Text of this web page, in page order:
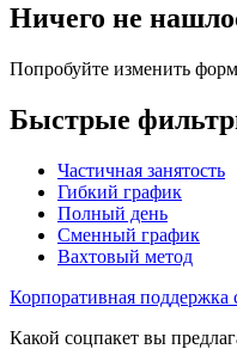
Ничего не
Попробуйте изменить
Быстрые
Частичная занятость
Гибкий график
Полный день
Сменный график
Вахтовый метод
Корпоративная поддержка
Какой соцпакет вы